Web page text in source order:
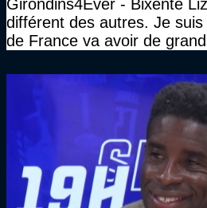
Girondins4Ever - Bixente
différent des autres. Je suis
de France va avoir de